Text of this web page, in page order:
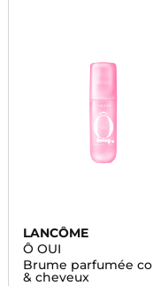
LANCÔME
Ô OUI
Brume parfumée
& cheveux